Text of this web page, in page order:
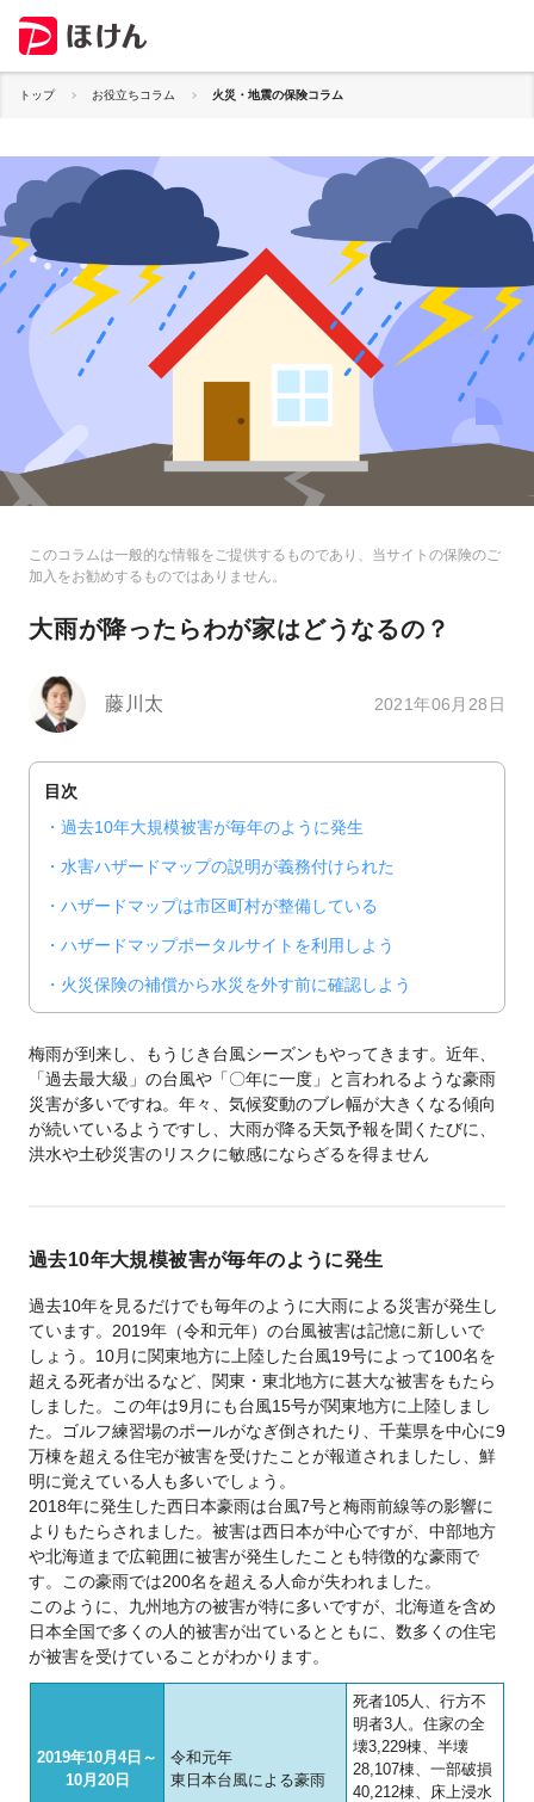
トップ お役立ちコラム 火災・地震の保険コラム
このコラムは一般的な情報をご提供するものであり、当サイトの保険のご
加入をお勧めするものではありません。
大雨が降ったらわが家はどうなるの？
藤川太 2021年06月28日
目次
過去10年大規模被害が毎年のように発生
水害ハザードマップの説明が義務付けられた
ハザードマップは市区町村が整備している
ハザードマップポータルサイトを利用しよう
火災保険の補償から水災を外す前に確認しよう
梅雨が到来し、もうじき台風シーズンもやってきます。近年、
「過去最大級」の台風や「〇年に一度」と言われるような豪雨
災害が多いですね。年々、気候変動のブレ幅が大きくなる傾向
が続いているようですし、大雨が降る天気予報を聞くたびに、
洪水や土砂災害のリスクに敏感にならざるを得ません
過去10年大規模被害が毎年のように発生
過去10年を見るだけでも毎年のように大雨による災害が発生し
ています。2019年（令和元年）の台風被害は記憶に新しいで
しょう。10月に関東地方に上陸した台風19号によって100名を
超える死者が出るなど、関東・東北地方に甚大な被害をもたら
しました。この年は9月にも台風15号が関東地方に上陸しまし
た。ゴルフ練習場のポールがなぎ倒されたり、千葉県を中心に9
万棟を超える住宅が被害を受けたことが報道されましたし、鮮
明に覚えている人も多いでしょう。
2018年に発生した西日本豪雨は台風7号と梅雨前線等の影響に
よりもたらされました。被害は西日本が中心ですが、中部地方
や北海道まで広範囲に被害が発生したことも特徴的な豪雨で
す。この豪雨では200名を超える人命が失われました。
このように、九州地方の被害が特に多いですが、北海道を含め
日本全国で多くの人的被害が出ているとともに、数多くの住宅
が被害を受けていることがわかります。
2019年10月4日～
10月20日
令和元年
東日本台風による豪雨
死者105人、行方不
明者3人。住家の全
壊3,229棟、半壊
28,107棟、一部破損
40,212棟、床上浸水